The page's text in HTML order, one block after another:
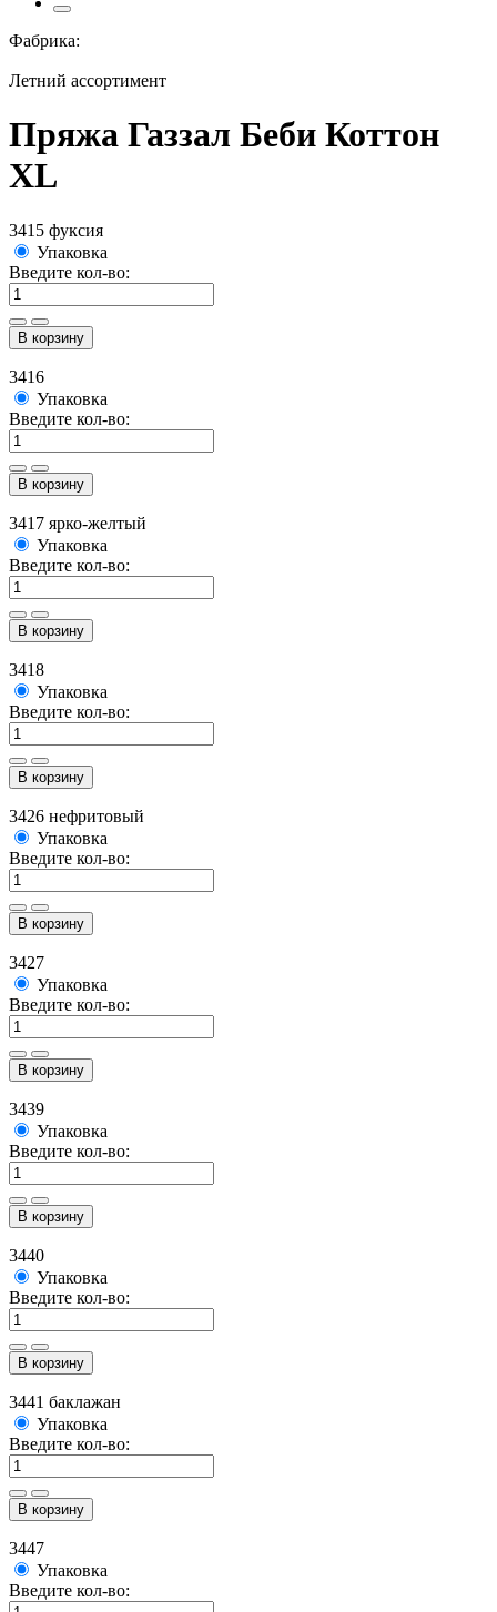
Фабрика:
Летний ассортимент
Пряжа Газзал Беби Коттон
XL
3415 фуксия
Упаковка
Введите кол-во:
В корзину
3416
Упаковка
Введите кол-во:
В корзину
3417 ярко-желтый
Упаковка
Введите кол-во:
В корзину
3418
Упаковка
Введите кол-во:
В корзину
3426 нефритовый
Упаковка
Введите кол-во:
В корзину
3427
Упаковка
Введите кол-во:
В корзину
3439
Упаковка
Введите кол-во:
В корзину
3440
Упаковка
Введите кол-во:
В корзину
3441 баклажан
Упаковка
Введите кол-во:
В корзину
3447
Упаковка
Введите кол-во: